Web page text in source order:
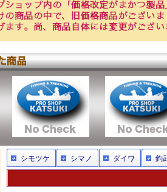
シモツケ シマノ ダイワ 釣